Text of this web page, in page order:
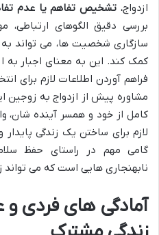
ازدواج، تشخیص تفاهم یا عدم
بررسی دقیق الگوهای
سازگاری شخصیت ها، می تواند
کمک کند. این به معنای اجبار به
فراهم آوردن اطلاعات لازم برای
مشاوره پیش از ازدواج به زوجین
کامل از خود و همسر آینده شان،
لازم برای ساختن یک زندگی
گامی مهم در راستای حفظ
نابهنجاری هایی است که می تواند
آمادگی های فردی و